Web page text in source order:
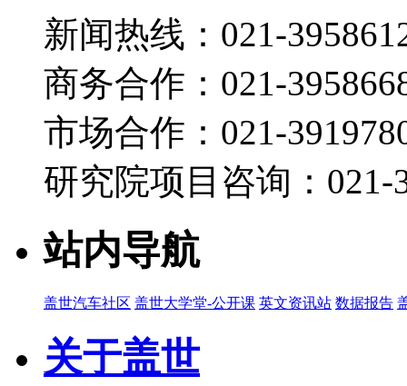
2026-07-22 10:41
智己汽车 王天英：双间接热管理系统：开启高能
盖世直播君
2026-07-22 10:40
19:09
盖世汽车 董静：中国乘用车市场展望 2026第四届
盖世直播君
2026-07-22 10:38
09:58
京清汽车产业园 李东青：产业园推介宣讲 2026第
盖世直播君
2026-07-22 10:36
新闻热线：021-
商务合作：021-
市场合作：021-
研究院项目咨询：021-
站内导航
盖世汽车社区 盖世大学堂-公开课 英文资讯站 数据报告
关于盖世